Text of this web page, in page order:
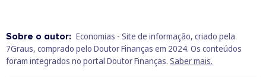
Sobre o autor: Economias - Site de informação, criado pela
7Graus, comprado pelo Doutor Finanças em 2024. Os conteúdos
foram integrados no portal Doutor Finanças. Saber mais.